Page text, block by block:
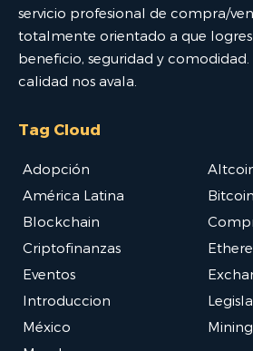
servicio profesional de compra/
totalmente orientado a que
beneficio, seguridad y
calidad nos avala.
Tag Cloud
Adopción
América Latina
Bitcoin
Blockchain
Criptofinanzas
Eventos
Introduccion
México
Mining